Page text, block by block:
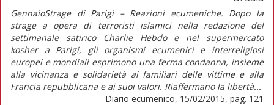
GennaioStrage di Parigi – Reazioni ecumeniche. Dopo la
strage a opera di terroristi islamici nella redazione del
settimanale satirico Charlie Hebdo e nel supermercato
kosher a Parigi, gli organismi ecumenici e interreligiosi
europei e mondiali esprimono una ferma condanna, insieme
alla vicinanza e solidarietà ai familiari delle vittime e alla
Francia repubblicana e ai suoi valori. Riaffermano la libertà...
Diario ecumenico, 15/02/2015, pag. 121